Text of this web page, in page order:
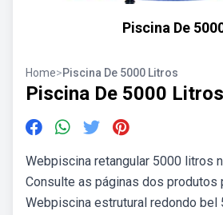
Piscina De
Home>Piscina De 5000 Litros
Piscina De 5000 Litros
Webpiscina retangular 5000 litros
Consulte as páginas dos produtos
Webpiscina estrutural redondo bel